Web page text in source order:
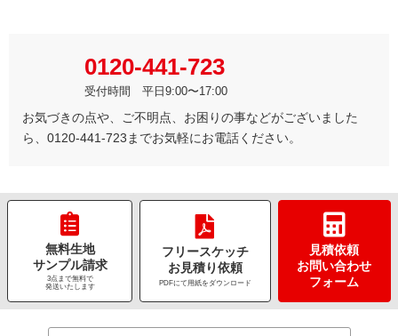
0120-441-723
受付時間 平日9:00〜17:00
お気づきの点や、ご不明点、お困りの事などがございました
ら、0120-441-723までお気軽にお電話ください。
無料生地
サンプル請求
3点まで無料で
発送いたします
フリースケッチ
お見積り依頼
PDFにて用紙をダウンロード
見積依頼
お問い合わせ
フォーム